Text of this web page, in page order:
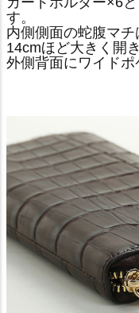
す。
内側側面の蛇腹マ
14cmほど大きく開き
外側背面にワイドポ